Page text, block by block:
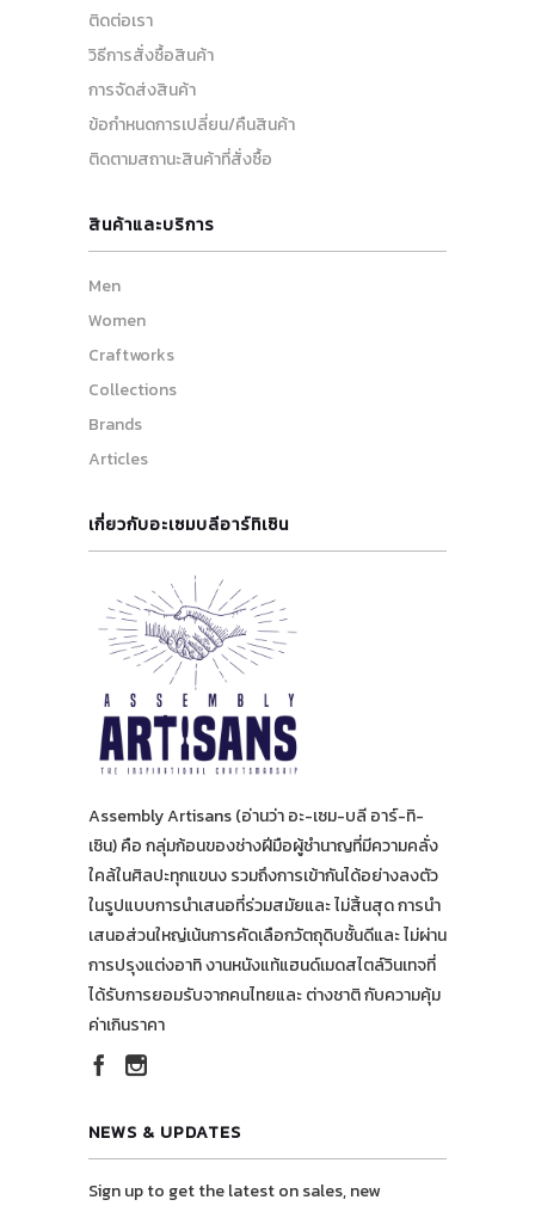
ติดต่อเรา
วิธีการสั่งซื้อสินค้า
การจัดส่งสินค้า
ข้อกำหนดการเปลี่ยน/คืนสินค้า
ติดตามสถานะสินค้าที่สั่งซื้อ
สินค้าและบริการ
Men
Women
Craftworks
Collections
Brands
Articles
เกี่ยวกับอะเซมบลีอาร์ทิเซิน
Assembly Artisans (อ่านว่า อะ-เซม-บลี อาร์-ทิ-
เซิน) คือ กลุ่มก้อนของช่างฝีมือผู้ชำนาญที่มีความคลั่ง
ใคล้ในศิลปะทุกแขนง รวมถึงการเข้ากันได้อย่างลงตัว
ในรูปแบบการนำเสนอที่ร่วมสมัยและ ไม่สิ้นสุด การนำ
เสนอส่วนใหญ่เน้นการคัดเลือกวัตถุดิบชั้นดีและ ไม่ผ่าน
การปรุงแต่งอาทิ งานหนังแท้แฮนด์เมดสไตล์วินเทจที่
ได้รับการยอมรับจากคนไทยและ ต่างชาติ กับความคุ้ม
ค่าเกินราคา
NEWS & UPDATES
Sign up to get the latest on sales, new